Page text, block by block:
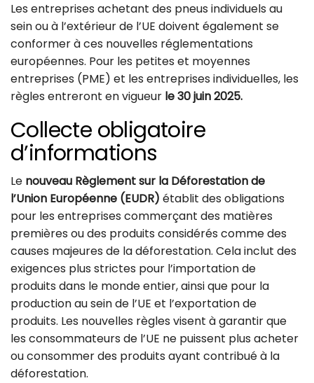
Les entreprises achetant des pneus individuels au
sein ou à l’extérieur de l’UE doivent également se
conformer à ces nouvelles réglementations
européennes. Pour les petites et moyennes
entreprises (PME) et les entreprises individuelles, les
règles entreront en vigueur le 30 juin 2025.
Collecte obligatoire
d’informations
Le nouveau Règlement sur la Déforestation de
l’Union Européenne (EUDR) établit des obligations
pour les entreprises commerçant des matières
premières ou des produits considérés comme des
causes majeures de la déforestation. Cela inclut des
exigences plus strictes pour l’importation de
produits dans le monde entier, ainsi que pour la
production au sein de l’UE et l’exportation de
produits. Les nouvelles règles visent à garantir que
les consommateurs de l’UE ne puissent plus acheter
ou consommer des produits ayant contribué à la
déforestation.